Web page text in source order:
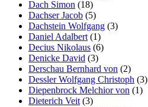
Dach Simon (18)
Dachser Jacob (5)
Dachstein Wolfgang (3)
Daniel Adalbert (1)
Decius Nikolaus (6)
Denicke David (3)
Derschau Bernhard von (2)
Dessler Wolfgang Christoph (3)
Diepenbrock Melchior von (1)
Dieterich Veit (3)